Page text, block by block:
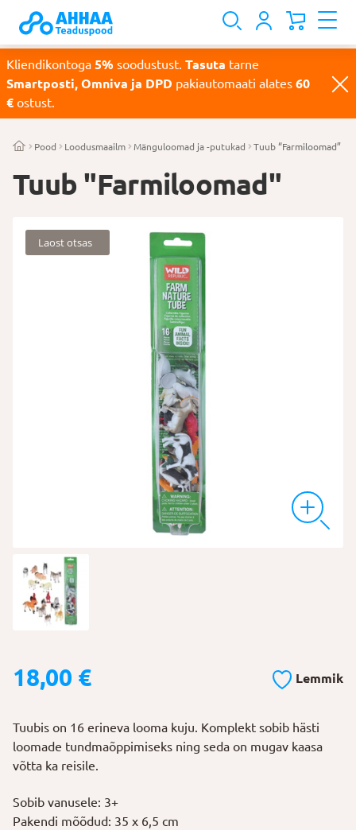
Kliendikontoga 5% soodustust. Tasuta tarne
Smartposti, Omniva ja DPD pakiautomaati alates 60
€ ostust.
Pood Loodusmaailm Mänguloomad ja -putukad Tuub “Farmiloomad”
Tuub "Farmiloomad"
Laost otsas
18,00 € Lemmik
Tuubis on 16 erineva looma kuju. Komplekt sobib hästi
loomade tundmaõppimiseks ning seda on mugav kaasa
võtta ka reisile.
Sobib vanusele: 3+
Pakendi mõõdud: 35 x 6,5 cm